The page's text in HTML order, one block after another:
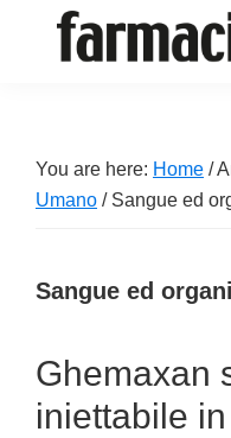
sul
mondo
online
You are here: Home /
Umano /Sangue ed
Sangue ed
Ghemaxan
iniettabile